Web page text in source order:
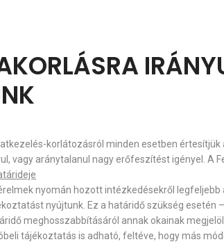
korlátozásról minden esetben
vagy aránytalanul nagy erőfeszítést igényel. A
nyomán hozott intézkedésekről
nyújtunk. Ez a határidő szükség
meghosszabbításáról annak okainak
tájékoztatás is adható, feltéve, hogy más